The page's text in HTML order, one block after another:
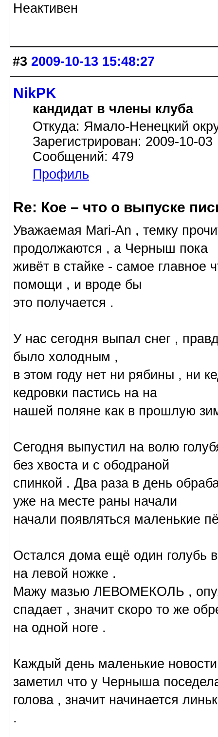
Неактивен
#3 2009-10-13 15:48:27
NikPK
кандидат в члены клуба
Откуда: Ямало-Ненецкий
Зарегистрирован: 2009-10-03
Сообщений: 479
Профиль
Re: Кое – что о выпуске
Уважаемая Mari-An , темку
продолжаются , а Черныш пока
живёт в стайке - самое главное
помощи , и вроде бы
это получается .
У нас сегодня выпал снег ,
было холодным ,
в этом году нет ни рябины , ни
кедровки пастись на на
нашей поляне как в прошлую
Сегодня выпустил на волю
без хвоста и с ободраной
спинкой . Два раза в день
уже на месте раны начали
начали появляться маленькие
Остался дома ещё один голубь
на левой ножке .
Мажу мазью ЛЕВОМЕКОЛЬ ,
спадает , значит скоро то же
на одной ноге .
Каждый день маленькие
заметил что у Черныша
голова , значит начинается
.